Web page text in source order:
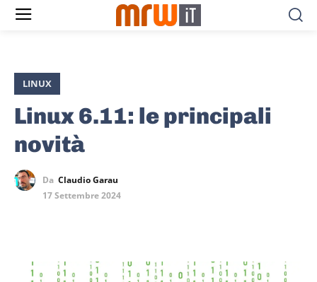
LINUX
Linux 6.11: le principali
novità
Da Claudio Garau
17 Settembre 2024